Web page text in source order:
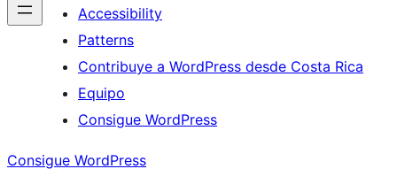
Accessibility
Patterns
Contribuye a WordPress desde Costa Rica
Equipo
Consigue WordPress
Consigue WordPress